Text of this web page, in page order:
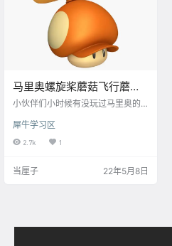
马里奥螺旋桨蘑菇飞行蘑菇
道具Rhino犀牛建模视频&图
小伙伴们小时候有没玩过马里奥的
的任饭，这导致我也很喜欢老任的
人物场景，不知在这有没有任饭，
角色也可以说是道具——Propeller
教程或视频教程的时候先看看最终
犀牛学习区
2.7k 1
当厘子 22年5月8日